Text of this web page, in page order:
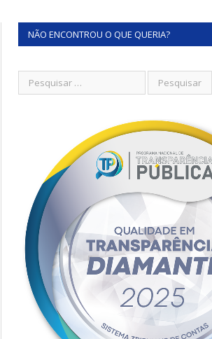
NÃO ENCONTROU O QUE QUERIA?